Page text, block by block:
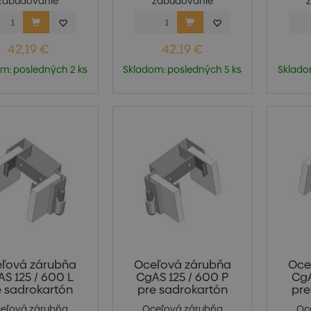
do...
42,19 €
posledných 2 ks
(pristrutkovanie) do...
42,19 €
Skladom: posledných 5 ks
zárubňa
125 / 600 L
sadrokartón
Oceľová zárubňa
CgAS 125 / 600 P
pre sadrokartón